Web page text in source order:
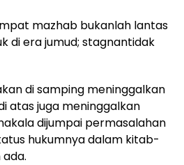
mazhab bukanlah lantas
di era jumud; stagnantidak
di samping meninggalkan
atas juga meninggalkan
dijumpai permasalahan
hukumnya dalam kitab-